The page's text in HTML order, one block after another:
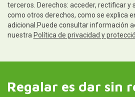
terceros. Derechos: acceder, rectificar y
como otros derechos, como se explica
adicional.Puede consultar información
nuestra Política de privacidad y
Regalar es dar sin